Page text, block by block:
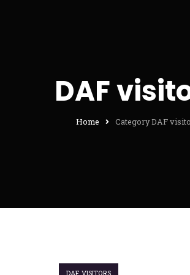
DAF
Home Category DAF
DAF VISITORS